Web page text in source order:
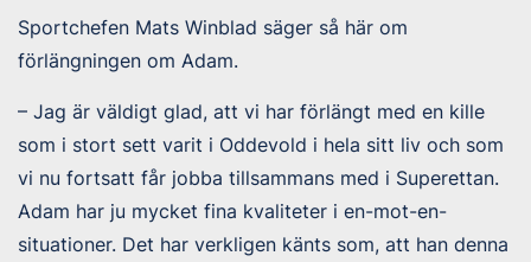
Sportchefen Mats Winblad säger så här om
förlängningen om Adam.
– Jag är väldigt glad, att vi har förlängt med en kille
som i stort sett varit i Oddevold i hela sitt liv och som
vi nu fortsatt får jobba tillsammans med i Superettan.
Adam har ju mycket fina kvaliteter i en-mot-en-
situationer. Det har verkligen känts som, att han denna